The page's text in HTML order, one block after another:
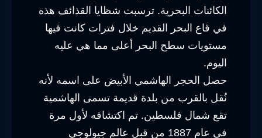
الكائنات البحرية. ترسبت شظايا القذائف هذه
في قاع البحر القديم خلال فترات كانت فيها
مستويات سطح البحر أعلى مما هي عليه
اليوم.
حصل الحجر الهاشمي الأبيض على اسمه لأنه
نُقل بالقرب من بلدة قديمة تسمى الهاشمية
تقع شمال فلسطين. تم اكتشافه لأول مرة
في عام 1887 من قبل عالم جيولوجي